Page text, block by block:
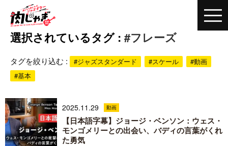
選択されているタグ : #フレーズ
タグを絞り込む : #ジャズスタンダード #スケール
#動画
#基本
2025.11.29 動画
【日本語字幕】ジョージ・ベンソン：ウェス・
モンゴメリーとの出会い、バディの言葉がくれ
た勇気